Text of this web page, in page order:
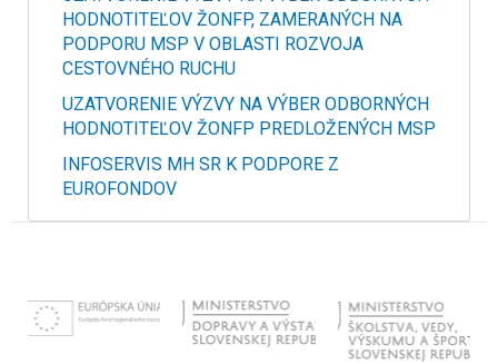
HODNOTITEĽOV ŽONFP, ZAMERANÝCH NA
PODPORU MSP V OBLASTI ROZVOJA
CESTOVNÉHO RUCHU
UZATVORENIE VÝZVY NA VÝBER ODBORNÝCH
HODNOTITEĽOV ŽONFP PREDLOŽENÝCH MSP
INFOSERVIS MH SR K PODPORE Z
EUROFONDOV